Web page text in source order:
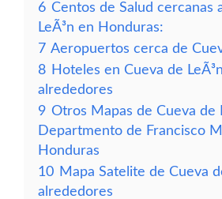
6 Centos de Salud cercanas
LeÃ³n en Honduras:
7 Aeropuertos cerca de
8 Hoteles en Cueva de
alrededores
9 Otros Mapas de Cueva de
Departmento de Francisco
Honduras
10 Mapa Satelite de Cueva
alrededores